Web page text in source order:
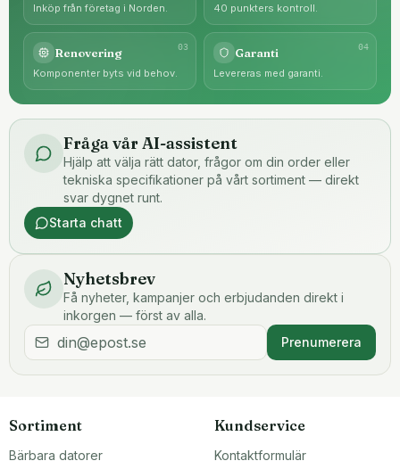
Inköp från företag i Norden. 40 punkters kontroll.
03
Renovering
Komponenter byts vid behov.
04
Garanti
Levereras med garanti.
Fråga vår AI-assistent
Hjälp att välja rätt dator, frågor om din order eller
tekniska specifikationer på vårt sortiment — direkt
svar dygnet runt.
Starta chatt
Nyhetsbrev
Få nyheter, kampanjer och erbjudanden direkt i
inkorgen — först av alla.
Prenumerera
Sortiment
Bärbara datorer
Kundservice
Kontaktformulär